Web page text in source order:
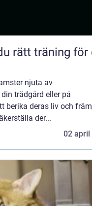
njuta av
trädgård eller på
berika deras liv och
der...
02 april